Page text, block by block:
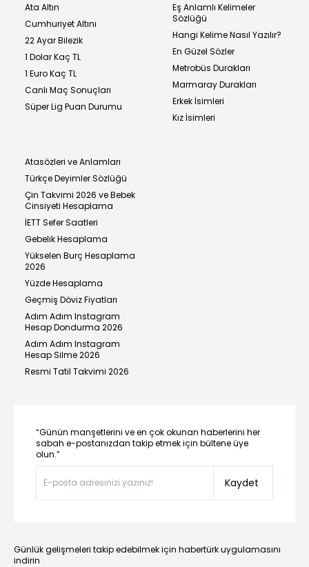
Ata Altın
Cumhuriyet Altını
22 Ayar Bilezik
1 Dolar Kaç TL
1 Euro Kaç TL
Canlı Maç Sonuçları
Süper Lig Puan Durumu
Eş Anlamlı Kelimeler
Sözlüğü
Hangi Kelime Nasıl Yazılır?
En Güzel Sözler
Metrobüs Durakları
Marmaray Durakları
Erkek İsimleri
Kız İsimleri
Atasözleri ve Anlamları
Türkçe Deyimler Sözlüğü
Çin Takvimi 2026 ve Bebek
Cinsiyeti Hesaplama
İETT Sefer Saatleri
Gebelik Hesaplama
Yükselen Burç Hesaplama
2026
Yüzde Hesaplama
Geçmiş Döviz Fiyatları
Adım Adım Instagram
Hesap Dondurma 2026
Adım Adım Instagram
Hesap Silme 2026
Resmi Tatil Takvimi 2026
“Günün manşetlerini ve en çok okunan haberlerini her
sabah e-postanızdan takip etmek için bültene üye
olun.”
Kaydet
Günlük gelişmeleri takip edebilmek için habertürk uygulamasını
indirin